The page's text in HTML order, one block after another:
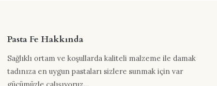
Pasta Fe Hakkında
Sağlıklı ortam ve koşullarda kaliteli malzeme ile damak
tadınıza en uygun pastaları sizlere sunmak için var